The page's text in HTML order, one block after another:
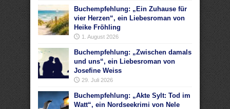
Buchempfehlung: „Ein Zuhause für
vier Herzen“, ein Liebesroman von
Heike Fröhling
1. August 2026
Buchempfehlung: „Zwischen damals
und uns“, ein Liebesroman von
Josefine Weiss
29. Juli 2026
Buchempfehlung: „Akte Sylt: Tod im
Watt“, ein Nordseekrimi von Nele